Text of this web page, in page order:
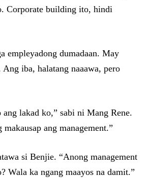
Corporate building ito, hindi
empleyadong dumadaan. May
iba, halatang naaawa, pero
lakad ko,” sabi ni Mang Rene.
ang management.”
si Benjie. “Anong management
Wala ka ngang maayos na damit.”